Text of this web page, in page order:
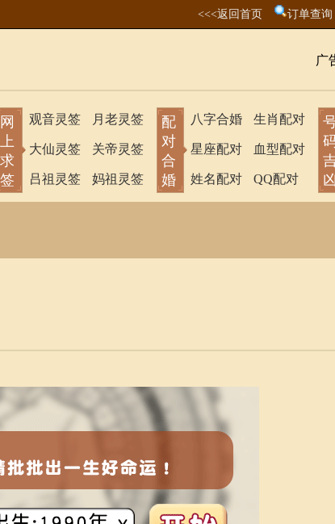
<<<返回首页 订单查询
广
网
上
求
签
观音灵签
大仙灵签
吕祖灵签
月老灵签
关帝灵签
妈祖灵签
配
对
合
婚
八字合婚
星座配对
姓名配对
生肖配对
血型配对
QQ配对